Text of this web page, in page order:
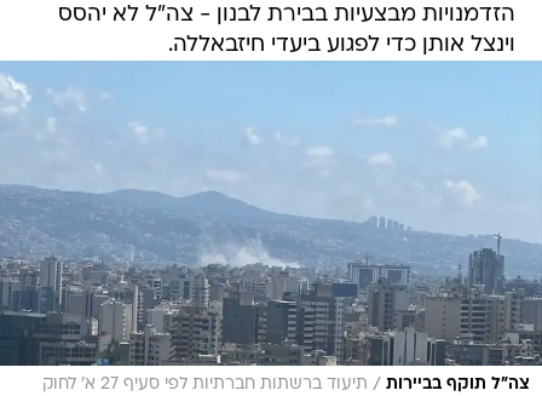
הזדמנויות מבצעיות בבירת לבנון - צה"ל לא יהסס
וינצל אותן כדי לפגוע ביעדי חיזבאללה.
צה"ל תוקף בביירות /
תיעוד ברשתות חברתיות לפי סעיף 27 א' לחוק